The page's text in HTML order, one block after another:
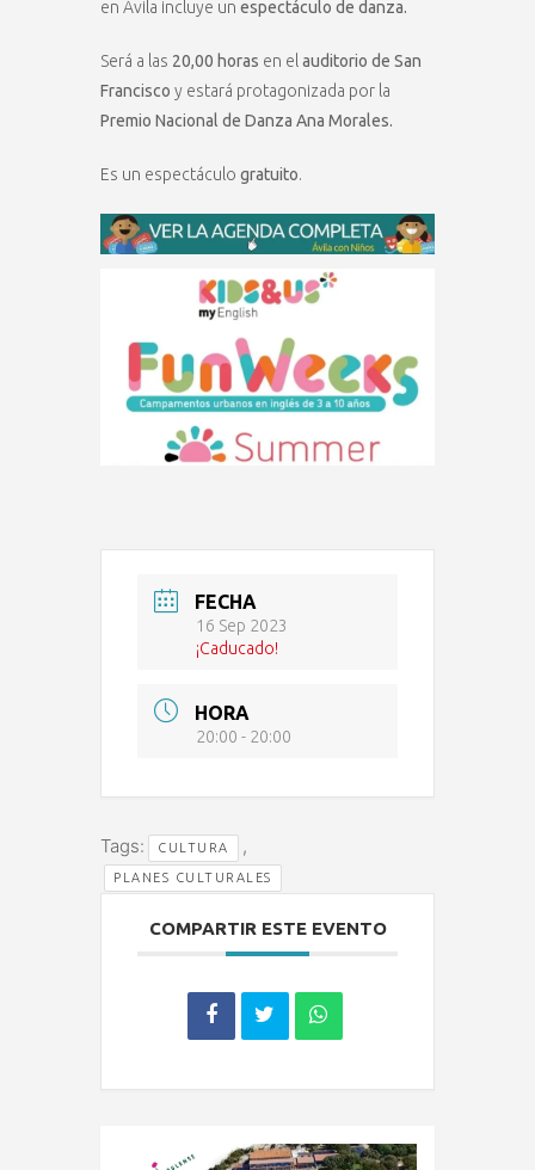
en Ávila incluye un espectáculo de danza.
Será a las 20,00 horas en el auditorio de San
Francisco y estará protagonizada por la
Premio Nacional de Danza Ana Morales.
Es un espectáculo gratuito.
FECHA
16 Sep 2023
¡Caducado!
HORA
20:00 - 20:00
Tags: CULTURA ,
PLANES CULTURALES
COMPARTIR ESTE EVENTO